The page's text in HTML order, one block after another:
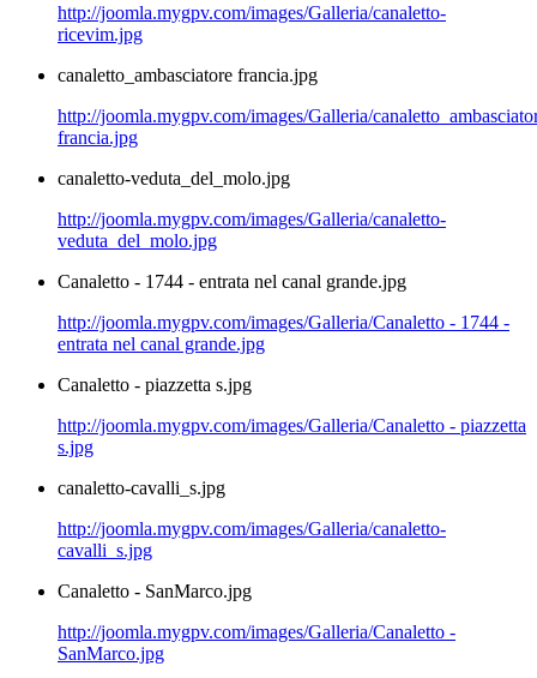
http://joomla.mygpv.com/images/Galleria/canaletto-
ricevim.jpg
canaletto_ambasciatore francia.jpg
http://joomla.mygpv.com/images/Galleria/
francia.jpg
canaletto-veduta_del_molo.jpg
http://joomla.mygpv.com/images/Galleria/canaletto-
veduta_del_molo.jpg
Canaletto - 1744 - entrata nel canal grande.jpg
http://joomla.mygpv.com/images/Galleria/Canaletto - 1744 -
entrata nel canal grande.jpg
Canaletto - piazzetta s.jpg
http://joomla.mygpv.com/images/Galleria/Canaletto - piazzetta
s.jpg
canaletto-cavalli_s.jpg
http://joomla.mygpv.com/images/Galleria/canaletto-
cavalli_s.jpg
Canaletto - SanMarco.jpg
http://joomla.mygpv.com/images/Galleria/Canaletto -
SanMarco.jpg